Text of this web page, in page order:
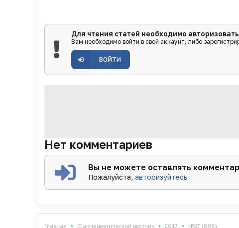
Для чтения статей необходимо
Вам необходимо войти в свой аккаунт, либо
ВОЙТИ
Нет комментариев
Вы не можете оставлять
Пожалуйста,авторизуйтесь
Главная • Фармацевтический вестник • 2017 • №27 (898)